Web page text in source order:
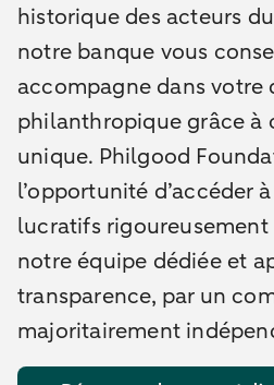
historique des acteurs
notre banque vous
accompagne dans votre
philanthropique grâce à
unique. Philgood
l’opportunité d’accéder
lucratifs
notre équipe dédiée et
transparence, par un
majoritairement